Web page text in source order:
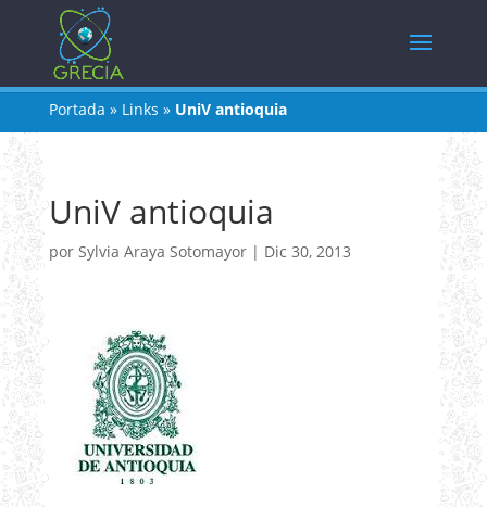
Portada » Links » UniV antioquia
UniV antioquia
por Sylvia Araya Sotomayor| Dic 30, 2013